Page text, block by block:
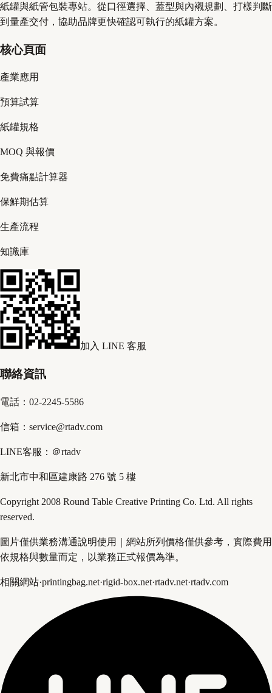
紙罐與紙管包裝專站。從口徑選擇、蓋型與內襯規劃、打樣判斷
到量產交付，協助品牌更快確認可執行的紙罐方案。
核心頁面
產業應用
預算試算
紙罐規格
MOQ 與報價
免費痛點計算器
保鮮期估算
生產流程
知識庫
加入 LINE 客服
聯絡資訊
電話：02-2245-5586
信箱：service@rtadv.com
LINE客服：＠rtadv
新北市中和區建康路 276 號 5 樓
Copyright 2008 Round Table Creative Printing Co. Ltd. All rights
reserved.
圖片僅供業務溝通說明使用｜網站所列價格僅供參考，實際費用
依規格與數量而定，以業務正式報價為準。
相關網站·printingbag.net·rigid-box.net·rtadv.net·rtadv.com